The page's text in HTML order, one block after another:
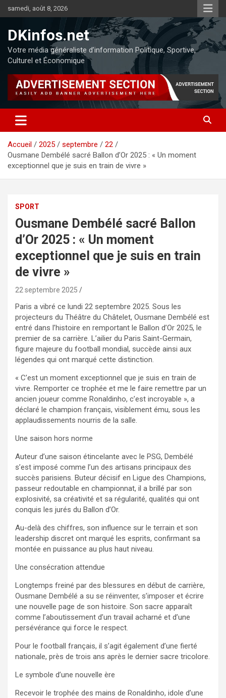
samedi, août 8, 2026
DKinfos.net
Votre média généraliste d’information Politique, Sportive,
Culturel et Économique
Accueil 2025 septembre
22
Ousmane Dembélé sacré Ballon d’Or 2025 : « Un moment
exceptionnel que je suis en train de vivre »
SPORT
Ousmane Dembélé sacré Ballon
d’Or 2025 : « Un moment
exceptionnel que je suis en train
de vivre »
22 septembre 2025
Paris a vibré ce lundi 22 septembre 2025. Sous les
projecteurs du Théâtre du Châtelet, Ousmane Dembélé est
entré dans l’histoire en remportant le Ballon d’Or 2025, le
premier de sa carrière. L’ailier du Paris Saint-Germain,
figure majeure du football mondial, succède ainsi aux
légendes qui ont marqué cette distinction.
« C’est un moment exceptionnel que je suis en train de
vivre. Remporter ce trophée et me le faire remettre par un
ancien joueur comme Ronaldinho, c’est incroyable », a
déclaré le champion français, visiblement ému, sous les
applaudissements nourris de la salle.
Une saison hors norme
Auteur d’une saison étincelante avec le PSG, Dembélé
s’est imposé comme l’un des artisans principaux des
succès parisiens. Buteur décisif en Ligue des Champions,
passeur redoutable en championnat, il a brillé par son
explosivité, sa créativité et sa régularité, qualités qui ont
conquis les jurés du Ballon d’Or.
Au-delà des chiffres, son influence sur le terrain et son
leadership discret ont marqué les esprits, confirmant sa
montée en puissance au plus haut niveau.
Une consécration attendue
Longtemps freiné par des blessures en début de carrière,
Ousmane Dembélé a su se réinventer, s’imposer et écrire
une nouvelle page de son histoire. Son sacre apparaît
comme l’aboutissement d’un travail acharné et d’une
persévérance qui force le respect.
Pour le football français, il s’agit également d’une fierté
nationale, près de trois ans après le dernier sacre tricolore.
Le symbole d’une nouvelle ère
Recevoir le trophée des mains de Ronaldinho, idole d’une